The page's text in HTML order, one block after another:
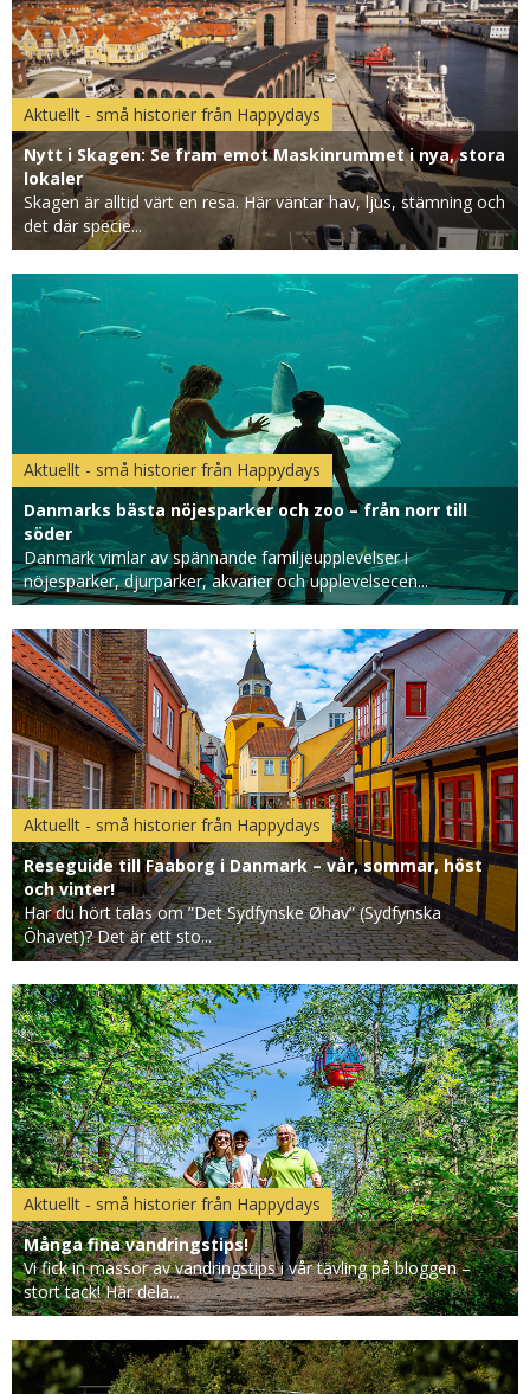
Aktuellt - små historier från Happydays
Nytt i Skagen: Se fram emot Maskinrummet i nya, stora
lokaler
Skagen är alltid värt en resa. Här väntar hav, ljus, stämning och
det där specie...
Aktuellt - små historier från Happydays
Danmarks bästa nöjesparker och zoo – från norr till
söder
Danmark vimlar av spännande familjeupplevelser i
nöjesparker, djurparker, akvarier och upplevelsecen...
Aktuellt - små historier från Happydays
Reseguide till Faaborg i Danmark – vår, sommar, höst
och vinter!
Har du hört talas om ”Det Sydfynske Øhav” (Sydfynska
Öhavet)? Det är ett sto...
Aktuellt - små historier från Happydays
Många fina vandringstips!
Vi fick in massor av vandringstips i vår tävling på bloggen –
stort tack! Här dela...